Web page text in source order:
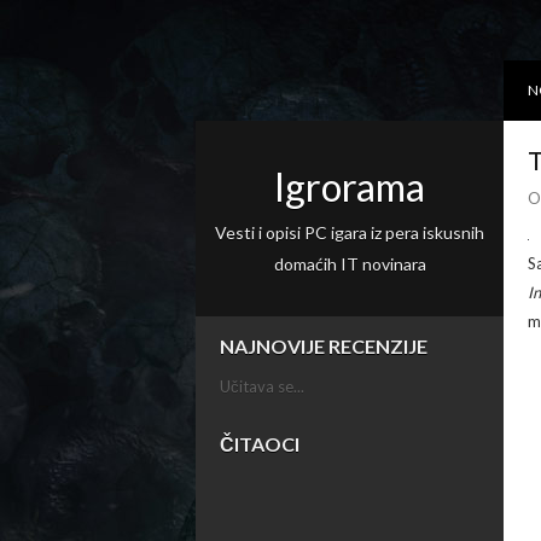
Igrorama
Vesti i opisi PC igara iz pera iskusnih
domaćih IT novinara
NAJNOVIJE RECENZIJE
Učitava se...
ČITAOCI